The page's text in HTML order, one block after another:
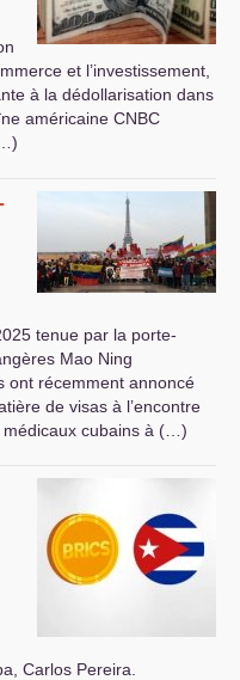
et l’investissement,
à la dédollarisation dans
américaine CNBC
tenue par la porte-
Mao Ning
ont récemment annoncé
de visas à l’encontre
médicaux cubains à (…)
Carlos Pereira.